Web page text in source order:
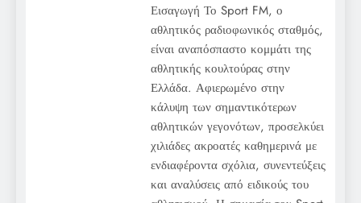
Εισαγωγή Το Sport FM, ο
αθλητικός ραδιοφωνικός σταθμός,
είναι αναπόσπαστο κομμάτι της
αθλητικής κουλτούρας στην
Ελλάδα. Αφιερωμένο στην
κάλυψη των σημαντικότερων
αθλητικών γεγονότων, προσελκύει
χιλιάδες ακροατές καθημερινά με
ενδιαφέροντα σχόλια, συνεντεύξεις
και αναλύσεις από ειδικούς του